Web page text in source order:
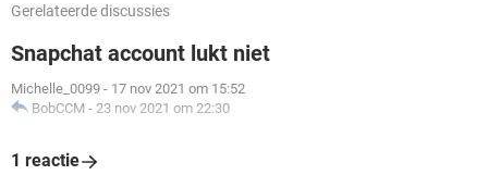
Gerelateerde discussies
Snapchat account lukt niet
Michelle_0099 - 17 nov 2021 om 15:52
BobCCM - 23 nov 2021 om 22:30
1 reactie